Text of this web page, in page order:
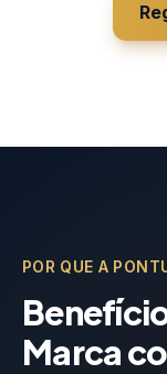
POR QUE A
Marca